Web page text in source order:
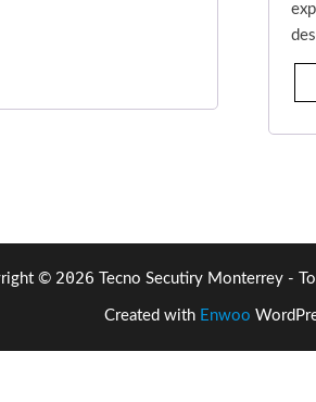
© 2026 Tecno Secutiry Monterrey -
Created with Enwoo